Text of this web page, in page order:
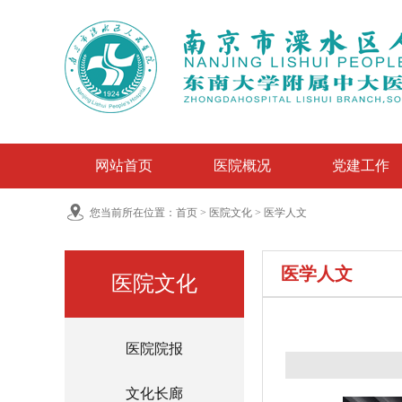
网站首页 医院概况 党建工作
您当前所在位置： 首页 > 医院文化 > 医学人文
医院文化
医院院报
文化长廊
医学人文